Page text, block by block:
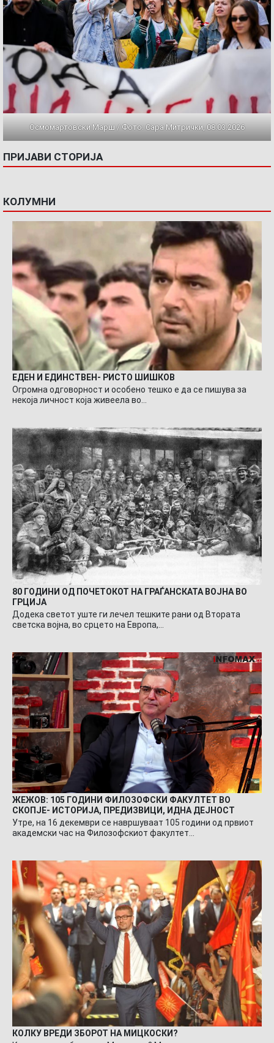
Осмомартовски Марш / Фото: Сара Митрички, 08.03.2026
ПРИЈАВИ СТОРИЈА
КОЛУМНИ
ЕДЕН И ЕДИНСТВЕН- РИСТО ШИШКОВ
Огромна одговорност и особено тешко е да се пишува за
некоја личност која живеела во…
80 ГОДИНИ ОД ПОЧЕТОКОТ НА ГРАЃАНСКАТА ВОЈНА ВО
ГРЦИЈА
Додека светот уште ги лечел тешките рани од Втората
светска војна, во срцето на Европа,…
ЖЕЖОВ: 105 ГОДИНИ ФИЛОЗОФСКИ ФАКУЛТЕТ ВО
СКОПЈЕ- ИСТОРИЈА, ПРЕДИЗВИЦИ, ИДНА ДЕЈНОСТ
Утре, на 16 декември се навршуваат 105 години од првиот
академски час на Филозофскиот факултет…
КОЛКУ ВРЕДИ ЗБОРОТ НА МИЦКОСКИ?